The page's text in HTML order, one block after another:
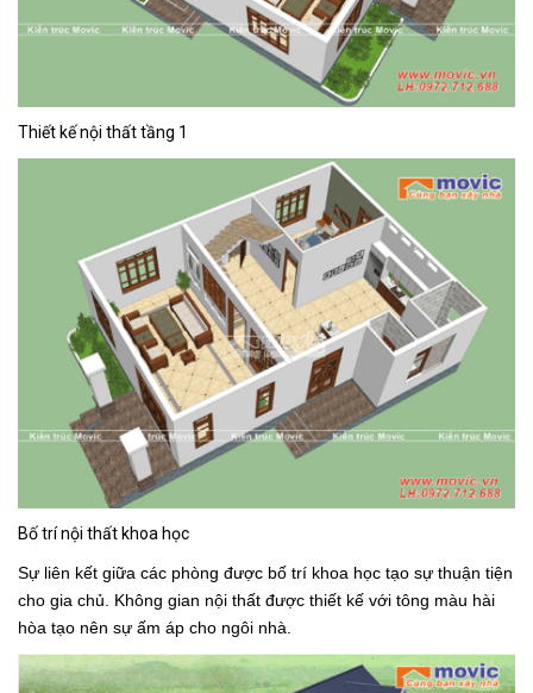
Thiết kế nội thất tầng 1
Bố trí nội thất khoa học
Sự liên kết giữa các phòng được bố trí khoa học tạo sự thuận tiện
cho gia chủ. Không gian nội thất được thiết kế với tông màu hài
hòa tạo nên sự ấm áp cho ngôi nhà.